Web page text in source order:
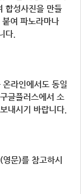
합성사진을 만들
여 파노라마나
다.
라인에서도 동일
글플러스에서 소
내시기 바랍니다.
(영문)를 참고하시